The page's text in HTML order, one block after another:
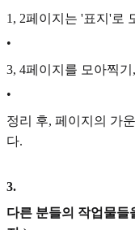
1, 2페이지는 '표지'로
•
3, 4페이지를 모아찍
•
정리 후, 페이지의 가
다.
3.
다른 분들의 작업물들